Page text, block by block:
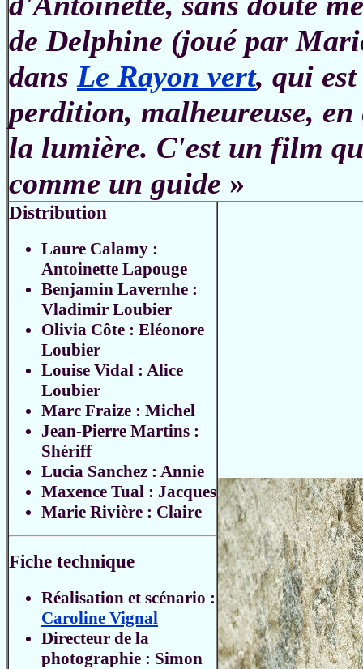
de Delphine (joué par
dans Le Rayon vert, qui
perdition, malheureuse,
la lumière. C'est un film
comme un guide »
Distribution
Laure Calamy :
Antoinette Lapouge
Benjamin Lavernhe :
Vladimir Loubier
Olivia Côte : Eléonore
Loubier
Louise Vidal : Alice
Loubier
Marc Fraize : Michel
Jean-Pierre Martins :
Shériff
Lucia Sanchez : Annie
Maxence Tual : Jacques
Marie Rivière : Claire
Fiche technique
Réalisation et scénario :
Caroline Vignal
Directeur de la
photographie : Simon